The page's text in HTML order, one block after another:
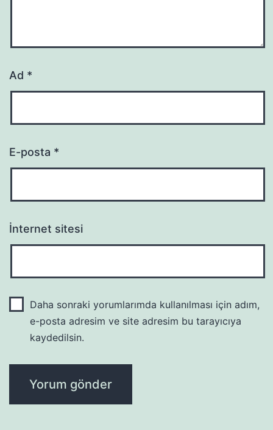
Ad *
E-posta *
İnternet sitesi
Daha sonraki yorumlarımda kullanılması için adım,
e-posta adresim ve site adresim bu tarayıcıya
kaydedilsin.